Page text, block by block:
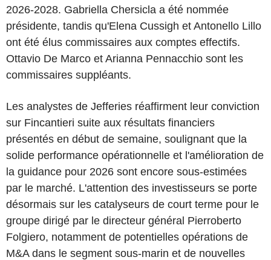
2026-2028. Gabriella Chersicla a été nommée
présidente, tandis qu'Elena Cussigh et Antonello Lillo
ont été élus commissaires aux comptes effectifs.
Ottavio De Marco et Arianna Pennacchio sont les
commissaires suppléants.
Les analystes de Jefferies réaffirment leur conviction
sur Fincantieri suite aux résultats financiers
présentés en début de semaine, soulignant que la
solide performance opérationnelle et l'amélioration de
la guidance pour 2026 sont encore sous-estimées
par le marché. L'attention des investisseurs se porte
désormais sur les catalyseurs de court terme pour le
groupe dirigé par le directeur général Pierroberto
Folgiero, notamment de potentielles opérations de
M&A dans le segment sous-marin et de nouvelles